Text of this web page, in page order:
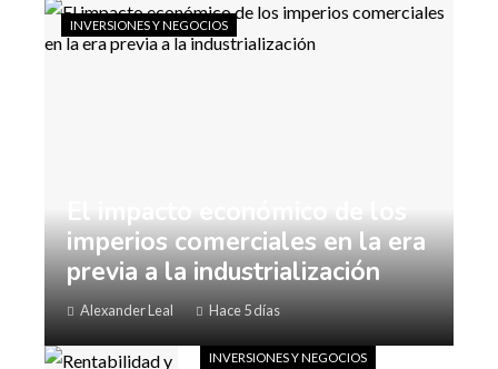
El impacto económico de los
imperios comerciales en la era
previa a la industrialización
Alexander Leal Hace 5 días
INVERSIONES Y NEGOCIOS
INVERSIONES Y NEGOCIOS